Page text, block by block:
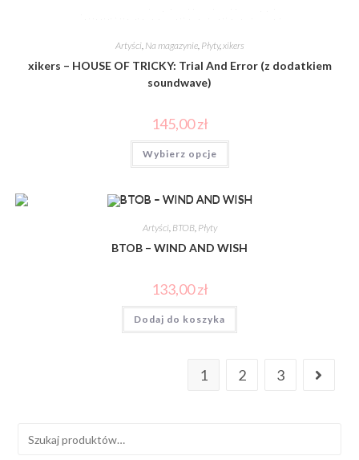
Artyści, Na magazynie, Płyty, xikers
xikers – HOUSE OF TRICKY: Trial And Error (z dodatkiem
soundwave)
145,00zł
Wybierz opcje
Artyści, BTOB, Płyty
BTOB – WIND AND WISH
133,00zł
Dodaj do koszyka
1 2 3